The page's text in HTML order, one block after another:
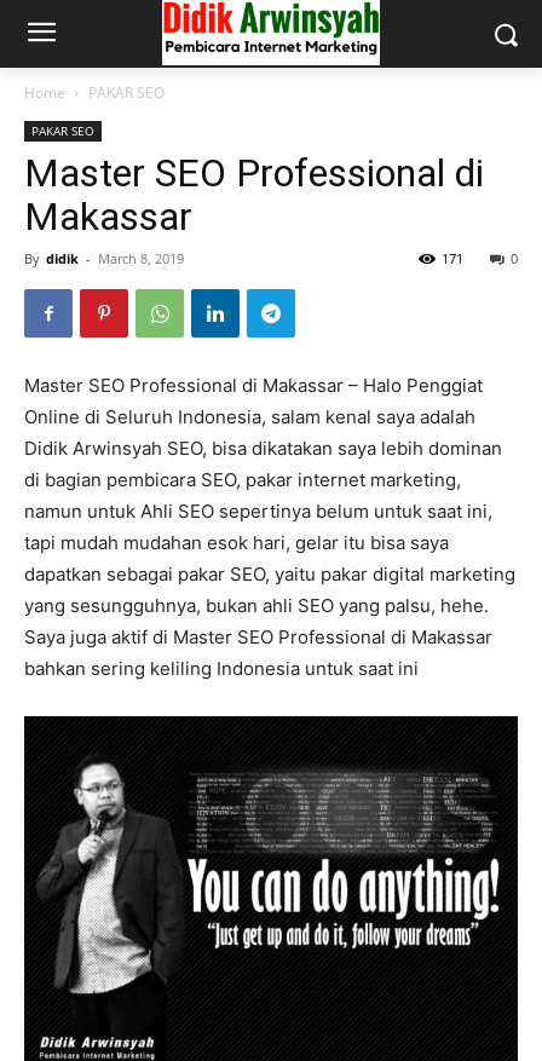
Home PAKAR SEO
PAKAR SEO
Master SEO Professional di
Makassar
By didik - March 8, 2019 0
171
Master SEO Professional di Makassar – Halo Penggiat
Online di Seluruh Indonesia, salam kenal saya adalah
Didik Arwinsyah SEO, bisa dikatakan saya lebih dominan
di bagian pembicara SEO, pakar internet marketing,
namun untuk Ahli SEO sepertinya belum untuk saat ini,
tapi mudah mudahan esok hari, gelar itu bisa saya
dapatkan sebagai pakar SEO, yaitu pakar digital marketing
yang sesungguhnya, bukan ahli SEO yang palsu, hehe.
Saya juga aktif di Master SEO Professional di Makassar
bahkan sering keliling Indonesia untuk saat ini